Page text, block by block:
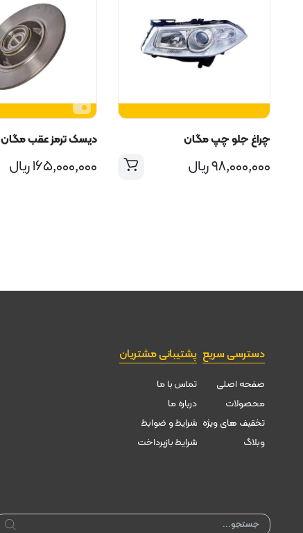
چراغ جلو چپ مگان
۹۸,۰۰۰,۰۰۰ریال
دیسک ترمز عقب مگان
۱۶۵,۰۰۰,۰۰۰ریال
دسترسی سریع
صفحه اصلی
محصولات
تخقیف های ویژه
وبلاگ
پشتیبانی مشتریان
تماس با ما
درباره ما
شرایط و ضوابط
شرایط بازپرداخت
Products